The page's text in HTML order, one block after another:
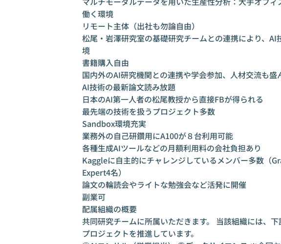
働く環境
リモート主体（出社も勿論自由）
松尾・岩澤研究室の基礎研究チームとの連携により、
境
書籍購入自由
国内外のAI研究機関との連携や学会参加、人材交流も盛
AI技術の最新論文読み放題
日本のAI第一人者の松尾教授から直接FBが得られる
最先端の技術を扱うプロジェクト多数
Sandbox環境充実
業務外の自己研鑽用にA100が８台利用可能
各種生成AIツールなどの月額利用料の会社負担あり
Kaggleに自主的にチャレンジしているメンバー多数（
Expert4名）
論文の輪読会やライトな勉強会など活発に開催
副業可
配属組織の概要
共同研究チームに所属いただきます。 当該組織には、
プロジェクトを推進しています。